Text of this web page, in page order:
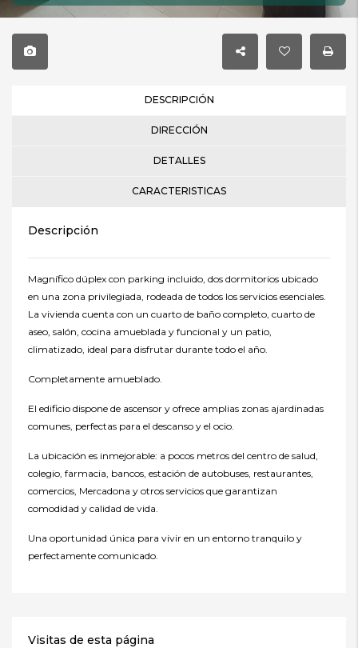
DESCRIPCIÓN
DIRECCIÓN
DETALLES
CARACTERISTICAS
Descripción
Magnífico dúplex con parking incluido, dos dormitorios ubicado
en una zona privilegiada, rodeada de todos los servicios esenciales.
La vivienda cuenta con un cuarto de baño completo, cuarto de
aseo, salón, cocina amueblada y funcional y un patio,
climatizado, ideal para disfrutar durante todo el año.
Completamente amueblado.
El edificio dispone de ascensor y ofrece amplias zonas ajardinadas
comunes, perfectas para el descanso y el ocio.
La ubicación es inmejorable: a pocos metros del centro de salud,
colegio, farmacia, bancos, estación de autobuses, restaurantes,
comercios, Mercadona y otros servicios que garantizan
comodidad y calidad de vida.
Una oportunidad única para vivir en un entorno tranquilo y
perfectamente comunicado.
Visitas de esta página